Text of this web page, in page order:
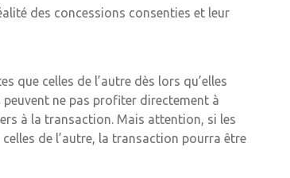
des concessions consenties et leur
que celles de l’autre dès lors qu’elles
peuvent ne pas profiter directement à
à la transaction. Mais attention, si les
de l’autre, la transaction pourra être